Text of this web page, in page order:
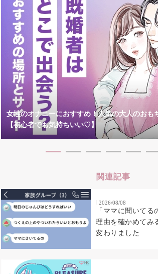
女性のオナニーにおすすめ！人気の大人のおも
【初心者でも気持ちいい♡】
関連記事
2026/08/08
「ママに聞いてる
理由を確かめてみ
変わりました